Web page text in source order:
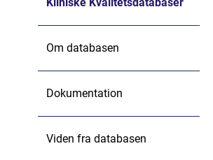
Om databasen
Dokumentation
Viden fra databasen